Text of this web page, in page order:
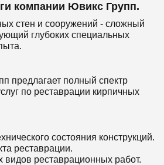
компании Ювикс Групп.
стен и сооружений - сложный
глубоких специальных
предлагает полный спектр
по реставрации кирпичных
состояния конструкций.
реставрации.
видов реставрационных работ.